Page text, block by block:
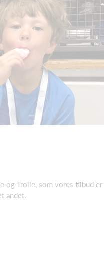
og Trolle, som vores tilbud
andet.